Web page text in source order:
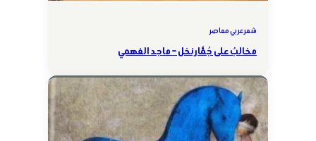
شعر عربي معاصر
مخالبٌ على جُمَّار نخل – ماجد الفهمي